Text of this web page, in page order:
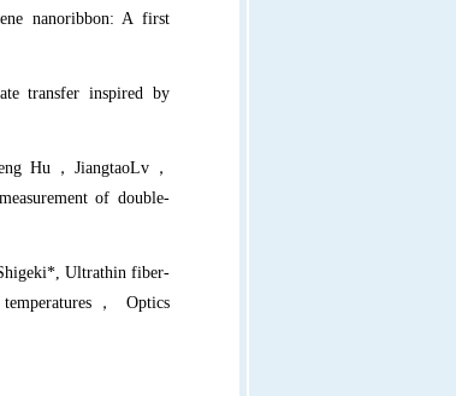
nanoribbon: A first
transfer inspired by
Hu ，JiangtaoLv ，
of double-
Ultrathin fiber-
，
Optics